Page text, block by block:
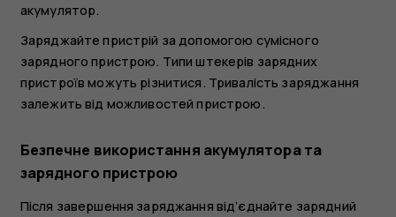
акумулятор.
Заряджайте пристрій за допомогою сумісного
зарядного пристрою. Типи штекерів зарядних
пристроїв можуть різнитися. Тривалість заряджання
залежить від можливостей пристрою.
Безпечне використання акумулятора та
зарядного пристрою
Після завершення заряджання від’єднайте зарядний